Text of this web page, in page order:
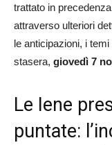
trattato in
attraverso ulteriori
le anticipazioni, i
stasera, giovedì 7
Le Iene
puntate: